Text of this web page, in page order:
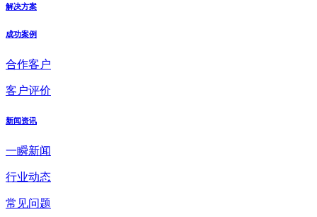
解决方案
成功案例
合作客户
客户评价
新闻资讯
一瞬新闻
行业动态
常见问题